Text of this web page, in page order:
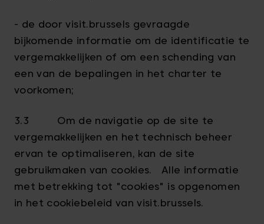
- de door visit.brussels gevraagde
bijkomende informatie om de identificatie te
vergemakkelijken of om een schending van
een van de bepalingen in het charter te
voorkomen;
3.3 Om de navigatie op de site te
vergemakkelijken en het technisch beheer
ervan te optimaliseren, kan de site
gebruikmaken van cookies. Alle informatie
met betrekking tot "cookies" is opgenomen
in het cookiebeleid van visit.brussels.